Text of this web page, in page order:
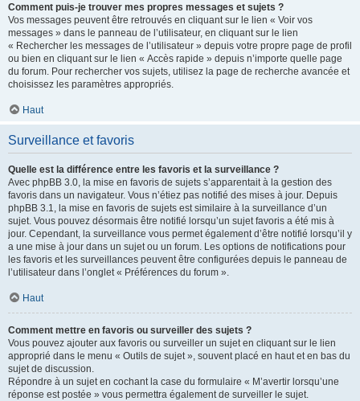
Comment puis-je trouver mes propres messages et sujets ?
Vos messages peuvent être retrouvés en cliquant sur le lien « Voir vos
messages » dans le panneau de l’utilisateur, en cliquant sur le lien
« Rechercher les messages de l’utilisateur » depuis votre propre page de profil
ou bien en cliquant sur le lien « Accès rapide » depuis n’importe quelle page
du forum. Pour rechercher vos sujets, utilisez la page de recherche avancée et
choisissez les paramètres appropriés.
Haut
Surveillance et favoris
Quelle est la différence entre les favoris et la surveillance ?
Avec phpBB 3.0, la mise en favoris de sujets s’apparentait à la gestion des
favoris dans un navigateur. Vous n’étiez pas notifié des mises à jour. Depuis
phpBB 3.1, la mise en favoris de sujets est similaire à la surveillance d’un
sujet. Vous pouvez désormais être notifié lorsqu’un sujet favoris a été mis à
jour. Cependant, la surveillance vous permet également d’être notifié lorsqu’il y
a une mise à jour dans un sujet ou un forum. Les options de notifications pour
les favoris et les surveillances peuvent être configurées depuis le panneau de
l’utilisateur dans l’onglet « Préférences du forum ».
Haut
Comment mettre en favoris ou surveiller des sujets ?
Vous pouvez ajouter aux favoris ou surveiller un sujet en cliquant sur le lien
approprié dans le menu « Outils de sujet », souvent placé en haut et en bas du
sujet de discussion.
Répondre à un sujet en cochant la case du formulaire « M’avertir lorsqu’une
réponse est postée » vous permettra également de surveiller le sujet.